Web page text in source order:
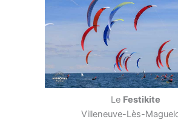
Le Festikite
Villeneuve-Lès-